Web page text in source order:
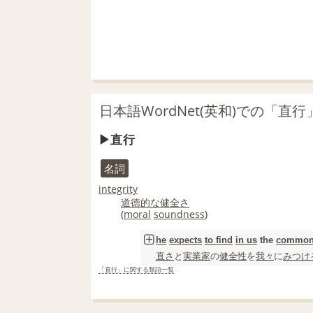
日本語WordNet(英和)での「直行
直行
名詞
integrity
道徳的な健全さ
(moral soundness)
he expects to find in us the
直さ と実業家の健全性を我々 にみつけ
「直行」に関する類語一覧